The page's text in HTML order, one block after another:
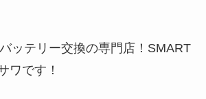
ッテリー交換の専門店！SMART
ワです！